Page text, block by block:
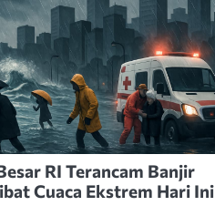
RI Terancam Banjir
Cuaca Ekstrem Hari Ini